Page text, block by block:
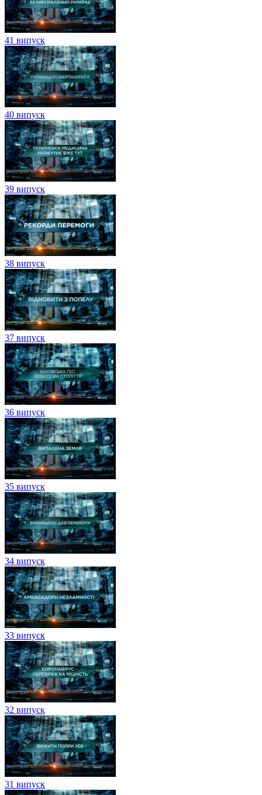
41 випуск
40 випуск
39 випуск
38 випуск
37 випуск
36 випуск
35 випуск
34 випуск
33 випуск
32 випуск
31 випуск